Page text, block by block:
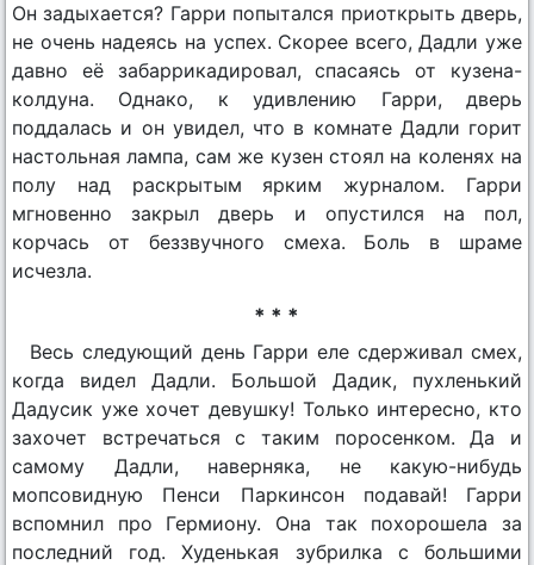
Он задыхается? Гарри попытался приоткрыть дверь,
не очень надеясь на успех. Скорее всего, Дадли уже
давно её забаррикадировал, спасаясь от кузена-
колдуна. Однако, к удивлению Гарри, дверь
поддалась и он увидел, что в комнате Дадли горит
настольная лампа, сам же кузен стоял на коленях на
полу над раскрытым ярким журналом. Гарри
мгновенно закрыл дверь и опустился на пол,
корчась от беззвучного смеха. Боль в шраме
исчезла.
* * *
Весь следующий день Гарри еле сдерживал смех,
когда видел Дадли. Большой Дадик, пухленький
Дадусик уже хочет девушку! Только интересно, кто
захочет встречаться с таким поросенком. Да и
самому Дадли, наверняка, не какую-нибудь
мопсовидную Пенси Паркинсон подавай! Гарри
вспомнил про Гермиону. Она так похорошела за
последний год. Худенькая зубрилка с большими